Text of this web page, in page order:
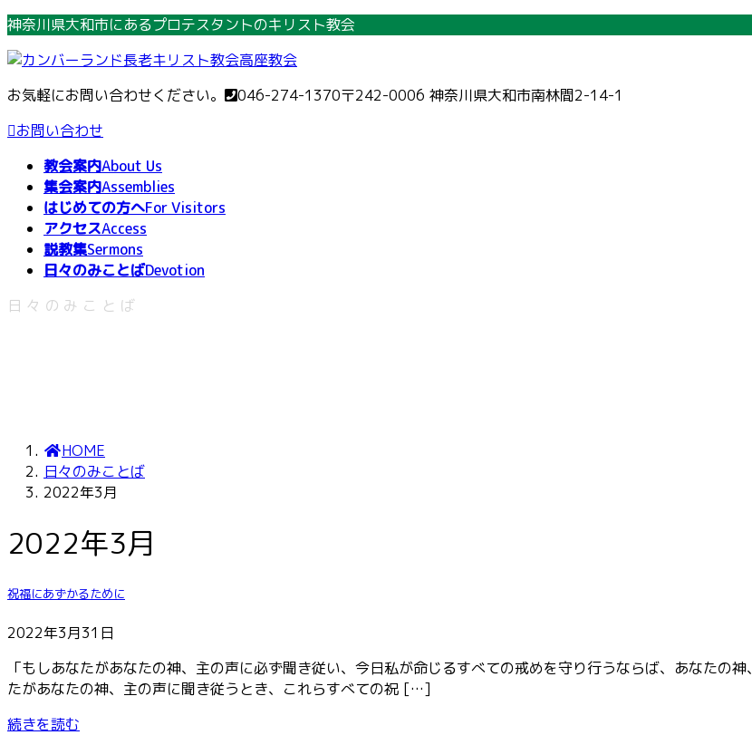
コ
テ
ン
ツ
へ
ナ
ゲ
ー
シ
ョ
神奈川県大和市にあるプロテスタントのキリスト教会
お気軽にお問い合わせください。 046-274-1370〒242-0006 神奈川県大和市南林間2-14-1
お問い合わせ
教会案内About Us
集会案内Assemblies
はじめての方へFor Visitors
アクセスAccess
説教集Sermons
日々のみことばDevotion
日々のみことば
HOME
日々のみことば
2022年3月
2022年3月
祝福にあずかるために
2022年3月31日
「もしあなたがあなたの神、主の声に必ず聞き従い、今日私が命じるすべての戒めを守り行うならば、あなたの
たがあなたの神、主の声に聞き従うとき、これらすべての祝 […]
続きを読む